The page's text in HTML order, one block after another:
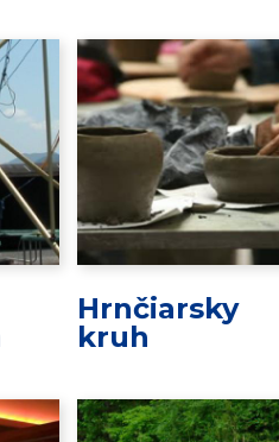
Hrnčiarsky
kruh